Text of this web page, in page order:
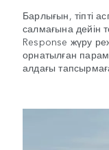
Барлығын, тіпті
салмағына дейін
Response жүру
орнатылған
алдағы